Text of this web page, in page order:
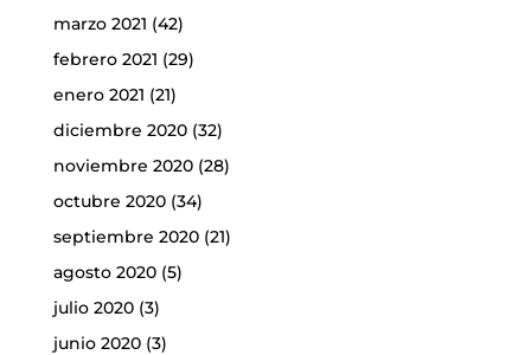
marzo 2021 (42)
febrero 2021 (29)
enero 2021 (21)
diciembre 2020(32)
noviembre 2020(28)
octubre 2020(34)
septiembre 2020(21)
agosto 2020(5)
julio 2020(3)
junio 2020(3)